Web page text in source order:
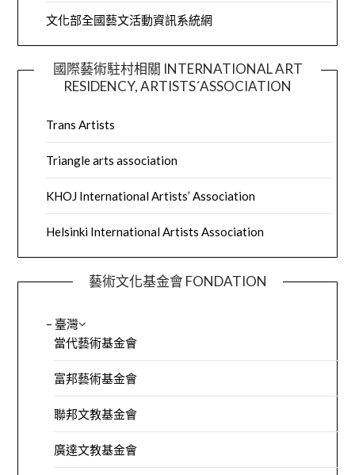
文化部全國藝文活動資訊系統網
國際藝術駐村相關 INTERNATIONAL ART
RESIDENCY, ARTISTS´ASSOCIATION
Trans Artists
Triangle arts association
KHOJ International Artists’ Association
Helsinki International Artists Association
藝術文化基金會 FONDATION
– 臺灣
當代藝術基金會
富邦藝術基金會
聯邦文教基金會
廣達文教基金會